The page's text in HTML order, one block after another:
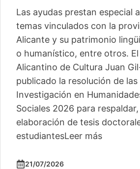
Las ayudas prestan especial
temas vinculados con la
Alicante y su patrimonio
o humanístico, entre otros.
Alicantino de Cultura Juan
publicado la resolución de las
Investigación en
Sociales 2026 para
elaboración de tesis
estudiantesLeer más
21/07/2026